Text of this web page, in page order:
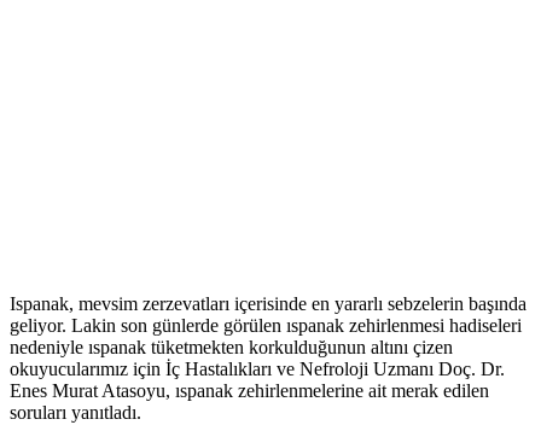
Ispanak, mevsim zerzevatları içerisinde en yararlı sebzelerin başında
geliyor. Lakin son günlerde görülen ıspanak zehirlenmesi hadiseleri
nedeniyle ıspanak tüketmekten korkulduğunun altını çizen
okuyucularımız için İç Hastalıkları ve Nefroloji Uzmanı Doç. Dr.
Enes Murat Atasoyu, ıspanak zehirlenmelerine ait merak edilen
soruları yanıtladı.